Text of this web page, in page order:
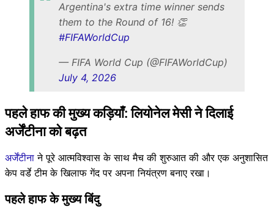
Argentina's extra time winner sends
them to the Round of 16! 👏
#FIFAWorldCup
— FIFA World Cup (@FIFAWorldCup)
July 4, 2026
पहले हाफ की मुख्य कड़ियाँ: लियोनेल मेसी ने दिलाई
अर्जेंटीना को बढ़त
अर्जेंटीना ने पूरे आत्मविश्वास के साथ मैच की शुरुआत की और एक अनुशासित
केप वर्डे टीम के खिलाफ गेंद पर अपना नियंत्रण बनाए रखा।
पहले हाफ के मुख्य बिंदु